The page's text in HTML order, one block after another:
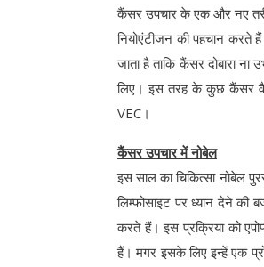
कैंसर उपचार के एक और नए
नियोएंटीजन की पहचान करते
जाता है ताकि कैंसर दोबारा
लिए। इस तरह के कुछ कैंसर
VEC।
कैंसर उपचार में नोबेल
इस साल का चिकित्सा नोबेल
लिम्फोसाइट पर ध्यान देने की
करते हैं। इस प्रक्रिया को
हैं। मगर इसके लिए इन्हें एक